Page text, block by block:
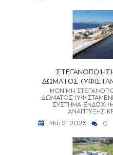
ΔΩΜΑΤΟΣ
ΜΟΝΙΜΗ
ΔΩΜΑΤΟΣ
ΣΥΣΤΗΜΑ
ΑΝΑΠΤΥΞΗΣ
Μάι 21 2026
0